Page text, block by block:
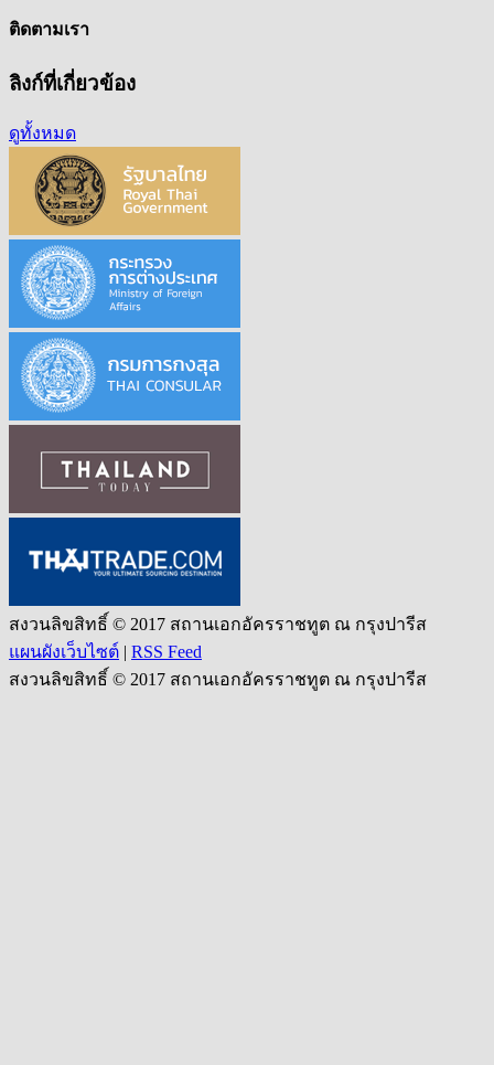
ติดตามเรา
ลิงก์ที่เกี่ยวข้อง
ดูทั้งหมด
สงวนลิขสิทธิ์ © 2017 สถานเอกอัครราชทูต ณ กรุงปารีส
แผนผังเว็บไซต์ | RSS Feed
สงวนลิขสิทธิ์ © 2017 สถานเอกอัครราชทูต ณ กรุงปารีส